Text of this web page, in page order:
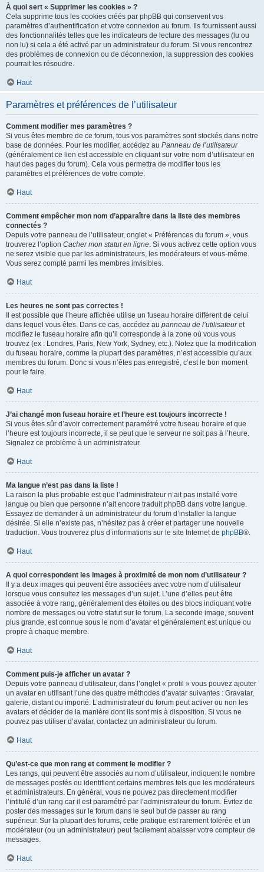
À quoi sert « Supprimer les cookies » ?
Cela supprime tous les cookies créés par phpBB qui conservent vos
paramètres d’authentification et votre connexion au forum. Ils fournissent aussi
des fonctionnalités telles que les indicateurs de lecture des messages (lu ou
non lu) si cela a été activé par un administrateur du forum. Si vous rencontrez
des problèmes de connexion ou de déconnexion, la suppression des cookies
pourrait les résoudre.
Haut
Paramètres et préférences de l’utilisateur
Comment modifier mes paramètres ?
Si vous êtes membre de ce forum, tous vos paramètres sont stockés dans notre
base de données. Pour les modifier, accédez au Panneau de l’utilisateur
(généralement ce lien est accessible en cliquant sur votre nom d’utilisateur en
haut des pages du forum). Cela vous permettra de modifier tous les
paramètres et préférences de votre compte.
Haut
Comment empêcher mon nom d’apparaître dans la liste des membres
connectés ?
Depuis votre panneau de l’utilisateur, onglet « Préférences du forum », vous
trouverez l’option Cacher mon statut en ligne. Si vous activez cette option vous
ne serez visible que par les administrateurs, les modérateurs et vous-même.
Vous serez compté parmi les membres invisibles.
Haut
Les heures ne sont pas correctes !
Il est possible que l’heure affichée utilise un fuseau horaire différent de celui
dans lequel vous êtes. Dans ce cas, accédez au panneau de l’utilisateuret
modifiez le fuseau horaire afin qu’il corresponde à la zone où vous vous
trouvez (ex : Londres, Paris, New York, Sydney, etc.). Notez que la modification
du fuseau horaire, comme la plupart des paramètres, n’est accessible qu’aux
membres du forum. Donc si vous n’êtes pas enregistré, c’est le bon moment
pour le faire.
Haut
J’ai changé mon fuseau horaire et l’heure est toujours incorrecte !
Si vous êtes sûr d’avoir correctement paramétré votre fuseau horaire et que
l’heure est toujours incorrecte, il se peut que le serveur ne soit pas à l’heure.
Signalez ce problème à un administrateur.
Haut
Ma langue n’est pas dans la liste !
La raison la plus probable est que l’administrateur n’ait pas installé votre
langue ou bien que personne n’ait encore traduit phpBB dans votre langue.
Essayez de demander à un administrateur du forum d’installer la langue
désirée. Si elle n’existe pas, n’hésitez pas à créer et partager une nouvelle
traduction. Vous trouverez plus d’informations sur le site Internet de phpBB®.
Haut
A quoi correspondent les images à proximité de mon nom d’utilisateur ?
Il y a deux images qui peuvent être associées avec votre nom d’utilisateur
lorsque vous consultez les messages d’un sujet. L’une d’elles peut être
associée à votre rang, généralement des étoiles ou des blocs indiquant votre
nombre de messages ou votre statut sur le forum. La seconde image, souvent
plus grande, est connue sous le nom d’avatar et généralement est unique ou
propre à chaque membre.
Haut
Comment puis-je afficher un avatar ?
Depuis votre panneau d’utilisateur, dans l’onglet « profil » vous pouvez ajouter
un avatar en utilisant l’une des quatre méthodes d’avatar suivantes : Gravatar,
galerie, distant ou importé. L’administrateur du forum peut activer ou non les
avatars et décider de la manière dont ils sont mis à disposition. Si vous ne
pouvez pas utiliser d’avatar, contactez un administrateur du forum.
Haut
Qu’est-ce que mon rang et comment le modifier ?
Les rangs, qui peuvent être associés au nom d’utilisateur, indiquent le nombre
de messages postés ou identifient certains membres tels que les modérateurs
et administrateurs. En général, vous ne pouvez pas directement modifier
l’intitulé d’un rang car il est paramétré par l’administrateur du forum. Évitez de
poster des messages sur le forum dans le seul but de passer au rang
supérieur. Sur la plupart des forums, cette pratique est rarement tolérée et un
modérateur (ou un administrateur) peut facilement abaisser votre compteur de
messages.
Haut